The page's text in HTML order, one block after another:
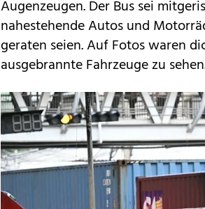
Augenzeugen. Der Bus sei
nahestehende Autos und
geraten seien. Auf Fotos waren
ausgebrannte Fahrzeuge zu